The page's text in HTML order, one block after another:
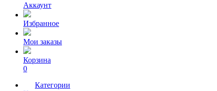
Аккаунт
Избранное
Мои заказы
Корзина
0
Категории